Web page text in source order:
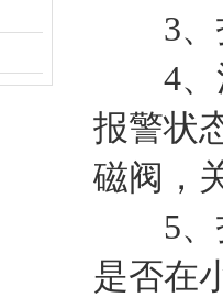
3、打
4、清
报警状
磁阀，
5、打
是否在